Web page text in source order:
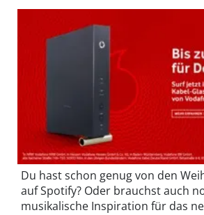
Du hast schon genug von den
auf Spotify? Oder brauchst auch
musikalische Inspiration für das